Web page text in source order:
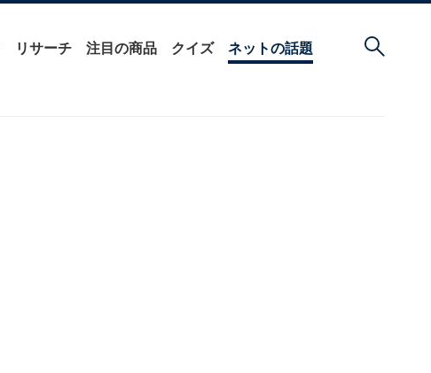
リサーチ 注目の商品 クイズ ネットの話題